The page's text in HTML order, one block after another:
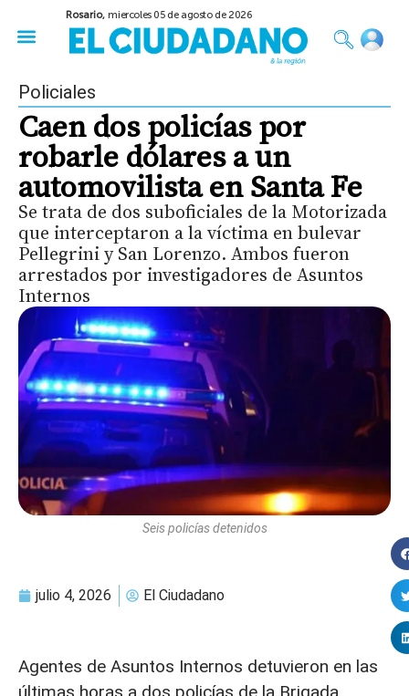
Rosario,miercoles 05 de agosto de 2026
Policiales
Caen dos policías por
robarle dólares a un
automovilista en Santa Fe
Se trata de dos suboficiales de la Motorizada
que interceptaron a la víctima en bulevar
Pellegrini y San Lorenzo. Ambos fueron
arrestados por investigadores de Asuntos
Internos
Seis policías detenidos
julio 4, 2026 El Ciudadano
Agentes de Asuntos Internos detuvieron en las